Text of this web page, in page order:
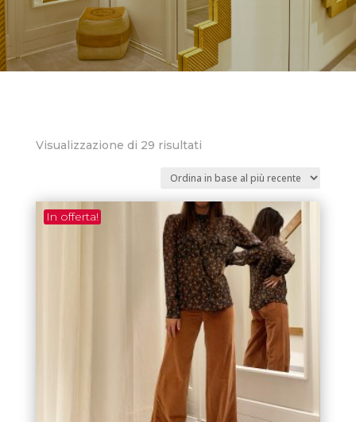
Visualizzazione di 29 risultatiOrdina
al
più
recente
In offerta!